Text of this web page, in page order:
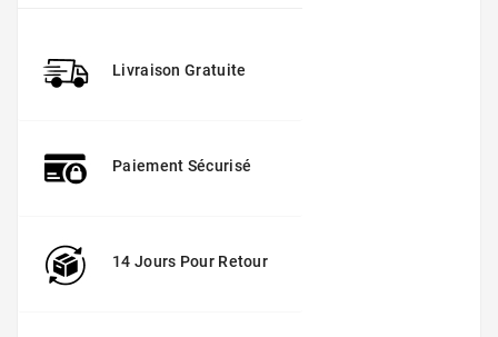
Livraison Gratuite
Paiement Sécurisé
14 Jours Pour Retour